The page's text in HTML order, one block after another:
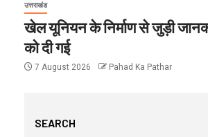
उत्तराखंड
खेल यूनियन के निर्माण से जुड़ी
को दी गई
7 August 2026 Pahad Ka Pathar
SEARCH